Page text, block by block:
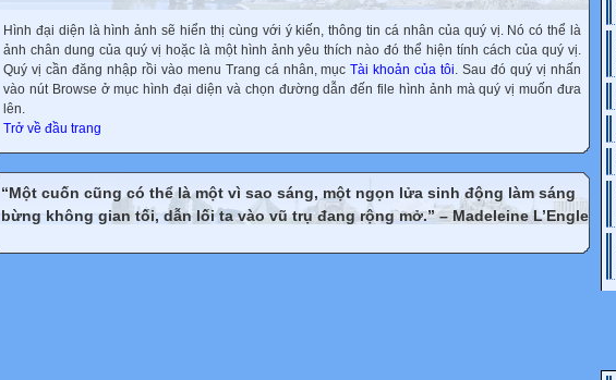
Hình đại diện là hình ảnh sẽ hiển thị cùng với ý kiến, thông tin cá nhân của quý vị. Nó có thể là
ảnh chân dung của quý vị hoặc là một hình ảnh yêu thích nào đó thể hiện tính cách của quý vị.
Quý vị cần đăng nhập rồi vào menu Trang cá nhân, mụcTài khoản của tôi. Sau đó quý vị nhấn
vào nút Browse ở mục hình đại diện và chọn đường dẫn đến file hình ảnh mà quý vị muốn đưa
lên.
Trở về đầu trang
“Một cuốn cũng có thể là một vì sao sáng, một ngọn lửa sinh động làm sáng
bừng không gian tối, dẫn lối ta vào vũ trụ đang rộng mở.” – Madeleine L’Engle